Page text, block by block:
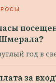
год в
за